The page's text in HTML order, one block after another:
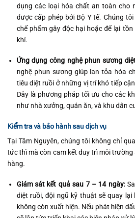
dụng các loại hóa chất an toàn cho
được cấp phép bởi Bộ Y tế. Chúng
chế phẩm gây độc hại hoặc để lại
khí.
Ứng dụng công nghệ phun sương
nghệ phun sương giúp lan tỏa hóa
tiêu diệt ruồi ở những vị trí khó tiếp
Đây là phương pháp tối ưu cho các
như nhà xưởng, quán ăn, và khu dân
Kiểm tra và bảo hành sau dịch vụ
Tại Tâm Nguyên, chúng tôi không chỉ
tức thì mà còn cam kết duy trì môi trường
hàng.
Giám sát kết quả sau 7 – 14 ngày:
diệt ruồi, đội ngũ kỹ thuật sẽ quay
không còn xuất hiện. Nếu phát hiện